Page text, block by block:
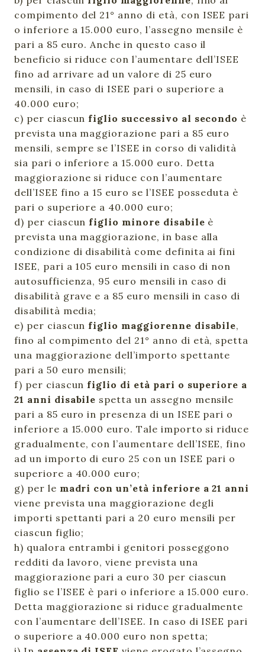
compimento del 21° anno di età, con ISEE pari
o inferiore a 15.000 euro, l’assegno mensile è
pari a 85 euro. Anche in questo caso il
beneficio si riduce con l’aumentare dell’ISEE
fino ad arrivare ad un valore di 25 euro
mensili, in caso di ISEE pari o superiore a
40.000 euro;
c) per ciascun figlio successivo al secondo è
prevista una maggiorazione pari a 85 euro
mensili, sempre se l’ISEE in corso di validità
sia pari o inferiore a 15.000 euro. Detta
maggiorazione si riduce con l’aumentare
dell’ISEE fino a 15 euro se l’ISEE posseduta è
pari o superiore a 40.000 euro;
d) per ciascun figlio minore disabile è
prevista una maggiorazione, in base alla
condizione di disabilità come definita ai fini
ISEE, pari a 105 euro mensili in caso di non
autosufficienza, 95 euro mensili in caso di
disabilità grave e a 85 euro mensili in caso di
disabilità media;
e) per ciascun figlio maggiorenne disabile,
fino al compimento del 21° anno di età, spetta
una maggiorazione dell’importo spettante
pari a 50 euro mensili;
f) per ciascun figlio di età pari o superiore a
21 anni disabile spetta un assegno mensile
pari a 85 euro in presenza di un ISEE pari o
inferiore a 15.000 euro. Tale importo si riduce
gradualmente, con l’aumentare dell’ISEE, fino
ad un importo di euro 25 con un ISEE pari o
superiore a 40.000 euro;
g) per le madri con un’età inferiore a 21 anni
viene prevista una maggiorazione degli
importi spettanti pari a 20 euro mensili per
ciascun figlio;
h) qualora entrambi i genitori posseggono
redditi da lavoro, viene prevista una
maggiorazione pari a euro 30 per ciascun
figlio se l’ISEE è pari o inferiore a 15.000 euro.
Detta maggiorazione si riduce gradualmente
con l’aumentare dell’ISEE. In caso di ISEE pari
o superiore a 40.000 euro non spetta;